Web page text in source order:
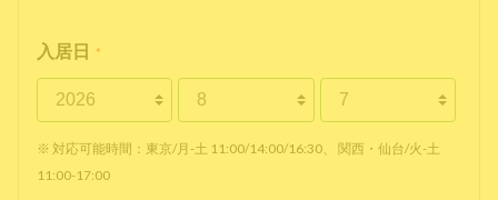
入居日 *
※ 対応可能時間：東京/月-土 11:00/14:00/16:30、 関西・仙台/火-土
11:00-17:00